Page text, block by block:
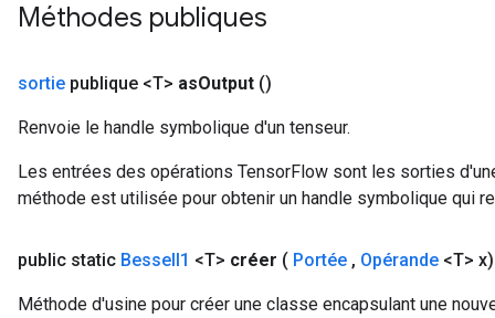
Méthodes publiques
sortie publique <T> asOutput ()
Renvoie le handle symbolique d'un tenseur.
Les entrées des opérations TensorFlow sont les sorties
méthode est utilisée pour obtenir un handle symbolique qui
public static BesselI1 <T> créer ( Portée , Opérande <T> x)
Méthode d'usine pour créer une classe encapsulant une